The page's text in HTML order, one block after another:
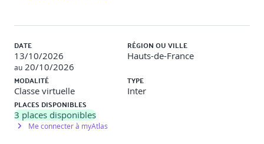
DATE
13/10/2026
au 20/10/2026
RÉGION OU VILLE
Hauts-de-France
MODALITÉ
Classe virtuelle
TYPE
Inter
PLACES DISPONIBLES
3 places disponibles
Me connecter à myAtlas